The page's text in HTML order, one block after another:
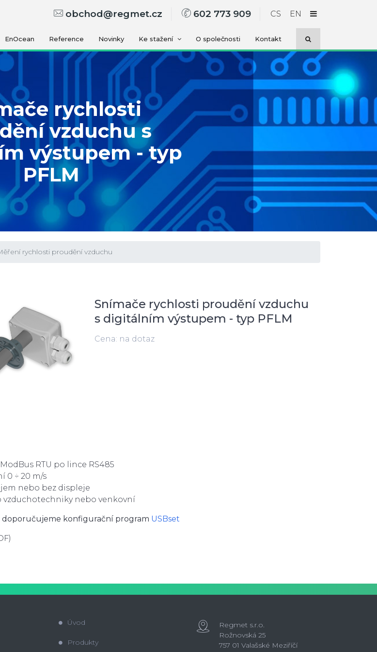
obchod@regmet.cz 602 773 909 CS EN
EnOcean Reference Novinky Ke stažení O společnosti Kontakt
rychlosti
vzduchu s
výstupem - typ
PFLM
rychlosti proudění vzduchu
Snímače rychlosti proudění vzduchu
s digitálním výstupem - typ PFLM
Cena: na dotaz
RTU po lince RS485
0 ÷ 20 m/s
nebo bez displeje
vzduchotechniky nebo venkovní
doporučujeme konfigurační program USBset
Úvod
Produkty
Regmet s.r.o.
Rožnovská 25
757 01 Valašské Meziříčí